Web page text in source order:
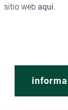
sitio web aquí.